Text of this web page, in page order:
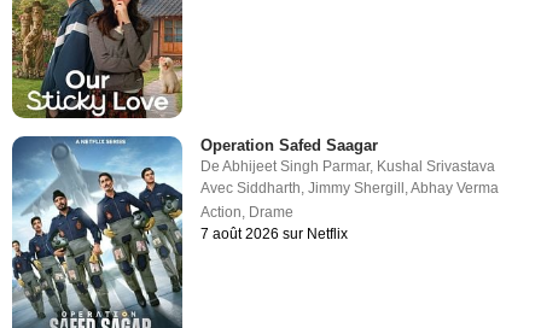
Operation Safed Saagar
DeAbhijeet Singh Parmar, Kushal Srivastava
AvecSiddharth,Jimmy Shergill ,Abhay Verma
Action, Drame
7 août 2026 sur Netflix